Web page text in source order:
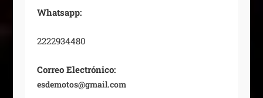
Whatsapp:
2222934480
Correo Electrónico:
esdemotos@gmail.com